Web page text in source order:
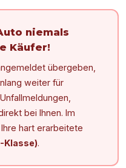
niemals
Käufer!
übergeben,
weiter für
bei Ihnen. Im
hart erarbeitete
Klasse).